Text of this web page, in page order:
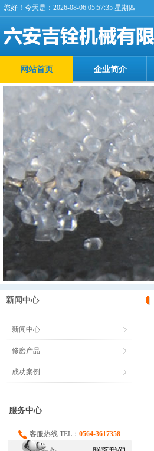
您好！今天是：2026-08-06 05:57:35 星期四
网站首页 企业简介
新闻中心
新闻中心
修磨产品
成功案例
服务中心
客服热线 TEL： 0564-3617358